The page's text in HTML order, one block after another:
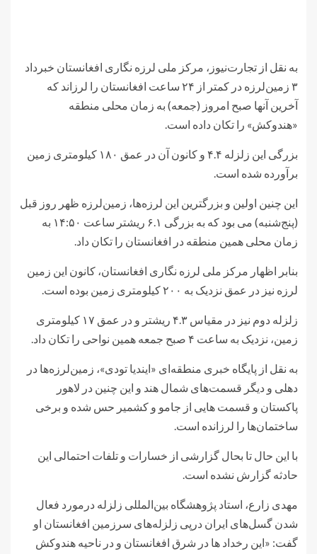
به نقل از تجارت‌نیوز، مرکز ملی لرزه نگاری افغانستان خبرداد
۳ زمین‌لرزه در کمتر از ۲۴ ساعت افغانستان را لرزاند که
آخرین آنها صبح امروز (جمعه) به زمان محلی منطقه
«هندوکش» را تکان داده است.
بزرگی این زلزله ۴.۴ و کانون آن در عمق ۱۸۰ کیلومتری زمین
برآورده شده است.
این چنین اولین و بزرگترین این لرزه‌ها، زمین‌لرزه ظهر روز قبل
(پنج‌شنبه) می بود که به بزرگی ۶.۱ ریشتر ساعت ۱۴:۵۰ به
زمان محلی همین منطقه در افغانستان را تکان داد.
بنابر اظهار مرکز ملی لرزه نگاری افغانستان، کانون این زمین
لرزه نیز در عمق نزدیک به ۲۰۰ کیلومتری زمین بوده است.
زلزله دوم نیز در مقیاس ۴.۳ ریشتر و در عمق ۱۷ کیلومتری
زمین، نزدیک به ساعت ۴ صبح جمعه همین نواحی را تکان داد.
به نقل از پایگاه خبری منطقه‌ای «ایندیا تودی»، زمین‌لرزه‌ها در
دهلی و دیگر قسمت‌های شمال هند و این چنین در لاهور
پاکستان و قسمت هایی از جامو و کشمیر حس شده و برخی
ساختمان‌ها را لرزانده است.
با این حال تا بحال گزارشی از خسارات و تلفات احتمالی این
حادثه گزارش نشده است.
مهدی زارع، استاد پژوهشگاه بین‌المللی زلزله درمورد فعال
شدن گسل‌های ایران درپی زلزله‌های سرزمین افغانستان او
گفت: «این رخداد ها در شرق افغانستان و در ناحیه هندوکش